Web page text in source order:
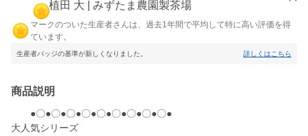
植田 大 | みずたま農園製茶場
マークのついた生産者さんは、過去1年間で平均して特に高い評価を得
ています。
生産者バッジの基準が新しくなりました。 詳しくはこちら
商品説明
●〇●〇●〇●〇●〇●〇●〇●〇●〇●
大人気シリーズ